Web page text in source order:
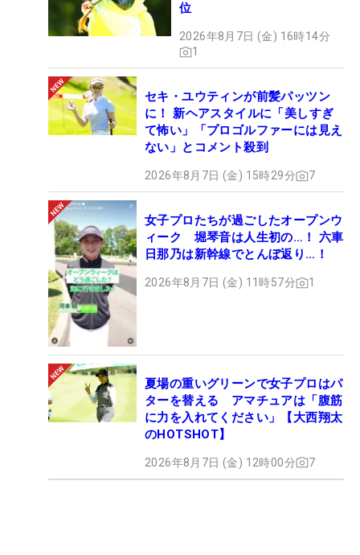
位
2026年8月7日 (金) 16時14分
1
セキ・ユウティンが前髪パッツン
に！ 新ヘアスタイルに「美しすぎ
て怖い」「プロゴルファーには見え
ない」とコメント殺到
2026年8月7日 (金) 15時29分 7
女子プロたちが過ごしたオープンウ
ィーク 堀琴音は人生初の…！ 六車
日那乃は新幹線でとんぼ返り…！
2026年8月7日 (金) 11時57分 1
夏場の重いグリーンで女子プロはパ
ターを替える アマチュアは「腹筋
に力を入れてください」【大西翔太
のHOTSHOT】
2026年8月7日 (金) 12時00分 7